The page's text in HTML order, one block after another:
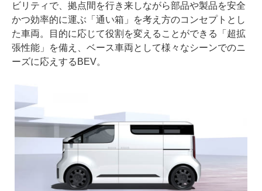
ビリティで、拠点間を行き来しながら部品や製品を安全
かつ効率的に運ぶ「通い箱」を考え方のコンセプトとし
た車両。目的に応じて役割を変えることができる「超拡
張性能」を備え、ベース車両として様々なシーンでのニ
ーズに応えするBEV。